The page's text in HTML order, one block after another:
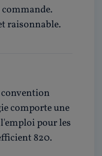
raisonnable.
convention
comporte une
pour les
820.